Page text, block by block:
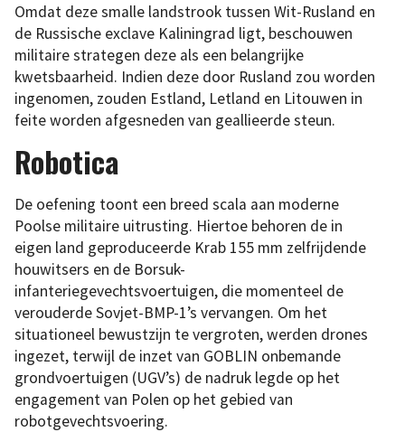
Omdat deze smalle landstrook tussen Wit-Rusland en
de Russische exclave Kaliningrad ligt, beschouwen
militaire strategen deze als een belangrijke
kwetsbaarheid. Indien deze door Rusland zou worden
ingenomen, zouden Estland, Letland en Litouwen in
feite worden afgesneden van geallieerde steun.
Robotica
De oefening toont een breed scala aan moderne
Poolse militaire uitrusting. Hiertoe behoren de in
eigen land geproduceerde Krab 155 mm zelfrijdende
houwitsers en de Borsuk-
infanteriegevechtsvoertuigen, die momenteel de
verouderde Sovjet-BMP-1’s vervangen. Om het
situationeel bewustzijn te vergroten, werden drones
ingezet, terwijl de inzet van GOBLIN onbemande
grondvoertuigen (UGV’s) de nadruk legde op het
engagement van Polen op het gebied van
robotgevechtsvoering.